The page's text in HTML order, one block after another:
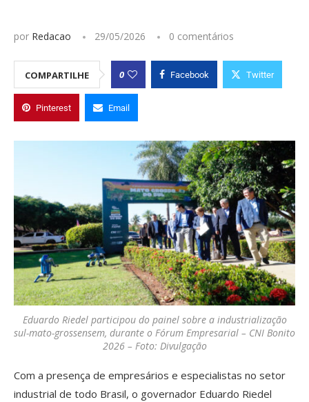
por Redacao 29/05/2026 0 comentários
COMPARTILHE 0 Facebook Twitter
Pinterest Email
Eduardo Riedel participou do painel sobre a industrialização
sul-mato-grossensem, durante o Fórum Empresarial – CNI Bonito
2026 – Foto: Divulgação
Com a presença de empresários e especialistas no setor
industrial de todo Brasil, o governador Eduardo Riedel